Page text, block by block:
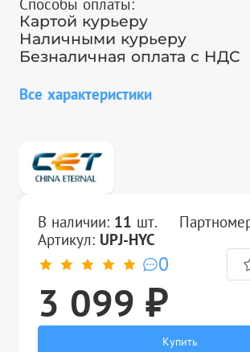
Способы оплаты:
Картой курьеру
Наличными курьеру
Безналичная оплата с НДС
Все характеристики
В наличии: 11 шт.
Артикул: UPJ-HYC
0
3 099 ₽
Купить